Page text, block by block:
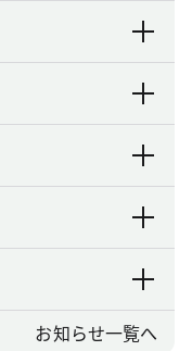
お知らせ一覧へ